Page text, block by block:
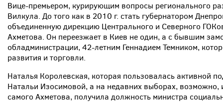
Вице-премьером, курирующим вопросы регионального
Вилкула. До того как в 2010 г. стать губернатором
объединенную дирекцию Центрального и Северного
Ахметова. Он переезжает в Киев не один, а с бывшим
обладминистрации, 42-летним Геннадием Темником,
развития и торговли.
Наталья Королевская, которая пользовалась активной
Натальи Изосимовой, а на недавних выборах,
самого Ахметова, получила должность министра